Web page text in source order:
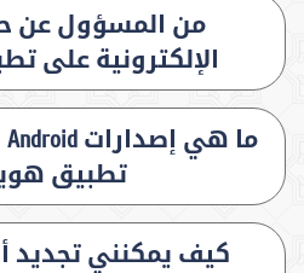
من المسؤول عن
الإلكترونية على
تطبيق
كيف يمكنني تجديد